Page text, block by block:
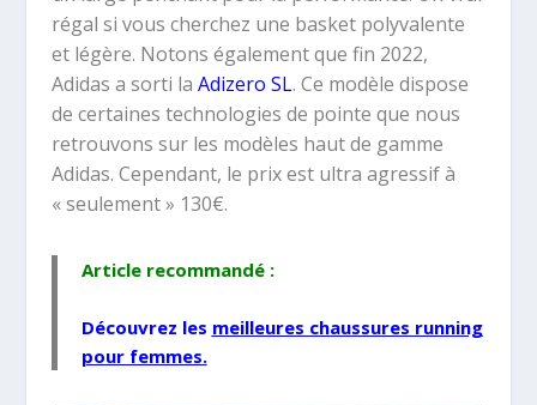
régal si vous cherchez une basket polyvalente
et légère. Notons également que fin 2022,
Adidas a sorti la Adizero SL. Ce modèle dispose
de certaines technologies de pointe que nous
retrouvons sur les modèles haut de gamme
Adidas. Cependant, le prix est ultra agressif à
« seulement » 130€.
Article recommandé :
Découvrez les meilleures chaussures running
pour femmes.